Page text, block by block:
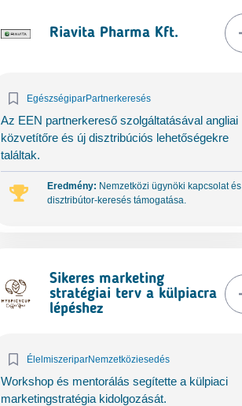
Riavita Pharma Kft.
EgészségiparPartnerkeresés
Az EEN partnerkereső szolgáltatásával angliai
közvetítőre és új disztribúciós lehetőségekre
találtak.
Eredmény: Nemzetközi ügynöki kapcsolat és
disztribútor-keresés támogatása.
Sikeres marketing
stratégiai terv a külpiacra
lépéshez
ÉlelmiszeriparNemzetköziesedés
Workshop és mentorálás segítette a külpiaci
marketingstratégia kidolgozását.